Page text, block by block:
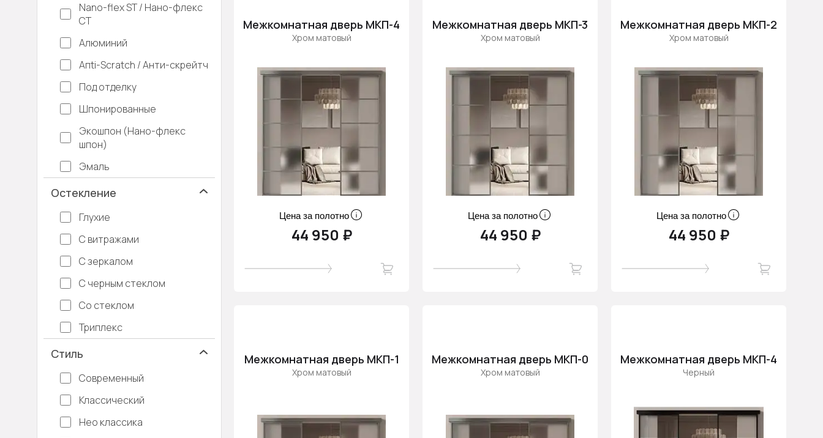
Nano-flex ST / Нано-флекс
СТ
Алюминий
Апti-Sсrаtсh / Анти-скрейтч
Под отделку
Шпонированные
Экошпон (Нано-флекс
шпон)
Эмаль
Остекление
Глухие
С витражами
С зеркалом
С черным стеклом
Со стеклом
Триплекс
Стиль
Современный
Классический
Нео классика
Межкомнатная дверь МКП-4
Хром матовый
Цена за полотно
44 950 ₽
Межкомнатная дверь МКП-3
Хром матовый
Цена за полотно
44 950 ₽
Межкомнатная дверь МКП-2
Хром матовый
Цена за полотно
44 950 ₽
Межкомнатная дверь МКП-1
Хром матовый
Межкомнатная дверь МКП-0
Хром матовый
Межкомнатная дверь МКП-4
Черный